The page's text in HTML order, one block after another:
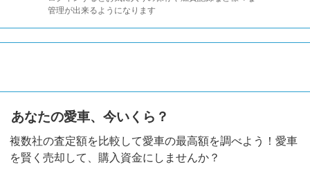
管理が出来るようになります
あなたの愛車、今いくら？
複数社の査定額を比較して愛車の最高額を調べよう！愛車
を賢く売却して、購入資金にしませんか？